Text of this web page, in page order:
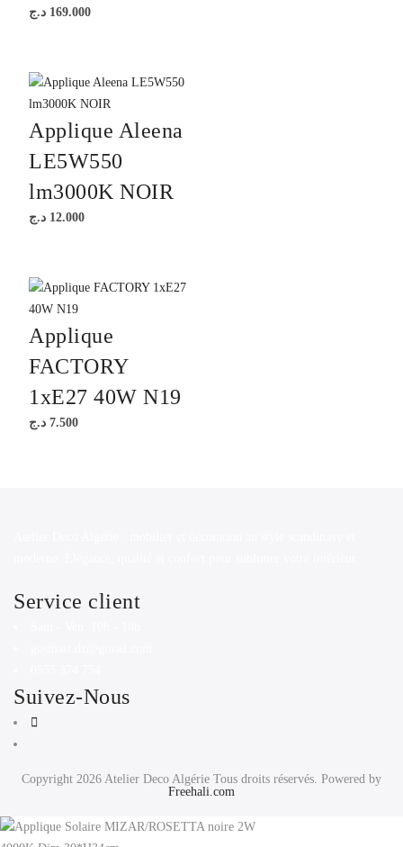
169.000 د.ج
Applique Aleena
LE5W550
lm3000K NOIR
12.000 د.ج
Applique
FACTORY
1xE27 40W N19
7.500 د.ج
Service client
Suivez-Nous
Copyright 2026 Atelier Deco Algérie Tous droits réservés. Powered by
Freehali.com